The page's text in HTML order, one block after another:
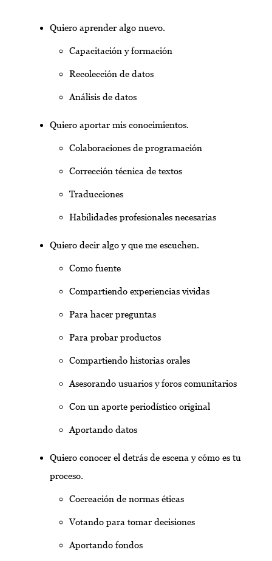
Quiero aprender algo nuevo.
Capacitación y formación
Recolección de datos
Análisis de datos
Quiero aportar mis conocimientos.
Colaboraciones de programación
Corrección técnica de textos
Traducciones
Habilidades profesionales necesarias
Quiero decir algo y que me escuchen.
Como fuente
Compartiendo experiencias vividas
Para hacer preguntas
Para probar productos
Compartiendo historias orales
Asesorando usuarios y foros comunitarios
Con un aporte periodístico original
Aportando datos
Quiero conocer el detrás de escena y cómo es tu
proceso.
Cocreación de normas éticas
Votando para tomar decisiones
Aportando fondos